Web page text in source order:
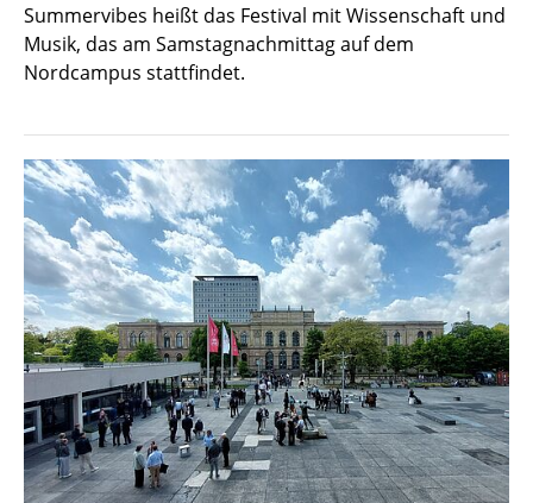
Summervibes heißt das Festival mit Wissenschaft und
Musik, das am Samstagnachmittag auf dem
Nordcampus stattfindet.